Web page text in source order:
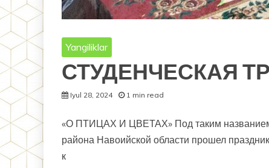
Yangiliklar
СТУДЕНЧЕСКАЯ
Iyul 28, 2024 1 min read
«О ПТИЦАХ И ЦВЕТАХ» Под таким
района Навоийской области прошел
к